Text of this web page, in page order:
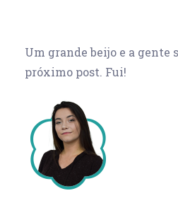
Um grande beijo e a gente
próximo post. Fui!